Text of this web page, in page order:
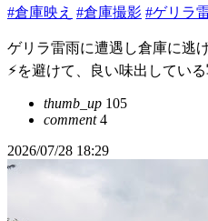
#倉庫映え #倉庫撮影 #ゲリラ
ゲリラ雷雨に遭遇し倉庫に逃
⚡︎を避けて、良い味出してい
thumb_up 105
comment4
2026/07/28 18:29